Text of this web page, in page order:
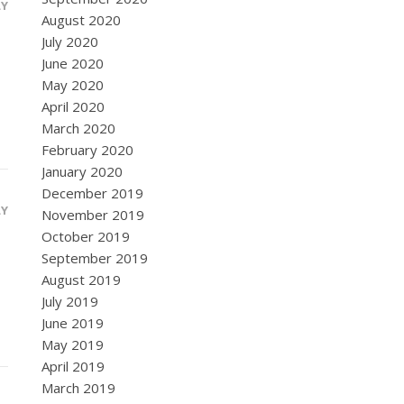
August 2020
July 2020
June 2020
May 2020
April 2020
March 2020
February 2020
January 2020
December 2019
November 2019
October 2019
September 2019
August 2019
July 2019
June 2019
May 2019
April 2019
March 2019